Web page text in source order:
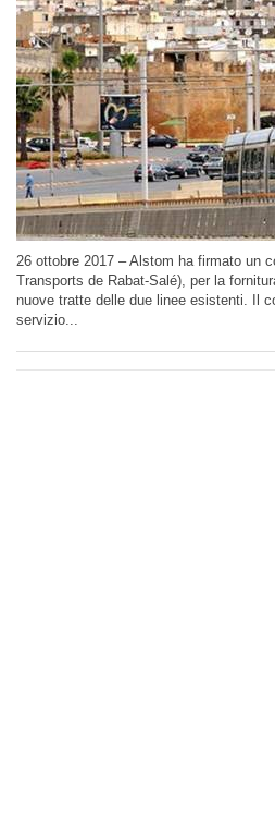
26 ottobre 2017 – Alstom ha firmato un
Transports de Rabat-Salé), per la
nuove tratte delle due linee esistenti. Il
servizio...